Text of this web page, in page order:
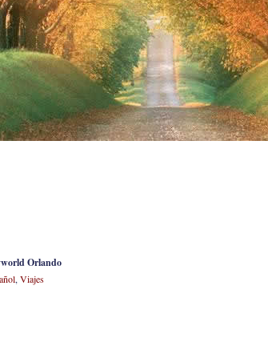
Orlando
, Viajes